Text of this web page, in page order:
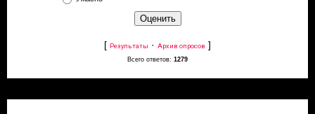
[ Результаты · Архив опросов ]
Всего ответов: 1279